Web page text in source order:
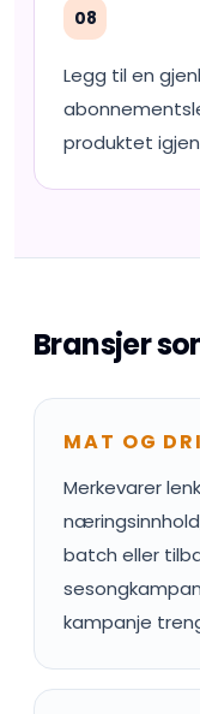
08
Legg til en
produktet
Bransjer
MAT OG
Merkevarer
batch eller
kampanje